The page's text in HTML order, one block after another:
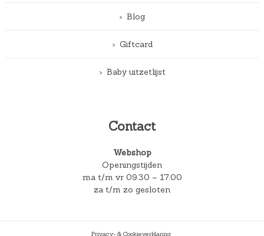
Blog
Giftcard
Baby uitzetlijst
Contact
Webshop
Openingstijden
ma t/m vr 09.30 – 17.00
za t/m zo gesloten
Privacy- & Cookieverklaring